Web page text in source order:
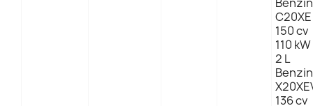
C20XE
150 cv
110 kW
2 L
136 cv